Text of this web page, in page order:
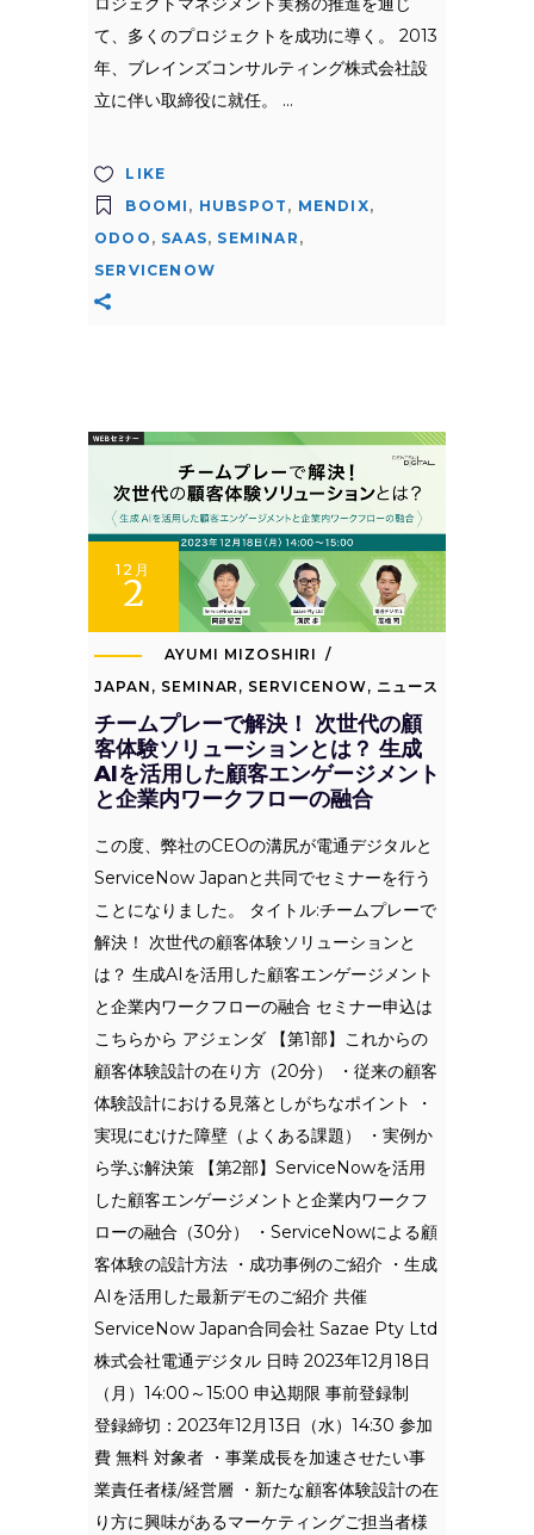
て、多くのプロジェクトを成功に導く。 2013
年、ブレインズコンサルティング株式会社設
立に伴い取締役に就任。
LIKE
BOOMI , HUBSPOT , MENDIX,
ODOO , SAAS, SEMINAR ,
SERVICENOW
12月
2
AYUMI MIZOSHIRI
JAPAN , SEMINAR , SERVICENOW, ニュース
チームプレーで解決！ 次世代の顧
客体験ソリューションとは？ 生成
AIを活用した顧客エンゲージメント
と企業内ワークフローの融合
この度、弊社のCEOの溝尻が電通デジタルと
ServiceNow Japanと共同でセミナーを行う
ことになりました。 タイトル:チームプレーで
解決！ 次世代の顧客体験ソリューションと
は？ 生成AIを活用した顧客エンゲージメント
と企業内ワークフローの融合 セミナー申込は
こちらから アジェンダ 【第1部】これからの
顧客体験設計の在り方（20分） ・従来の顧客
体験設計における見落としがちなポイント ・
実現にむけた障壁（よくある課題） ・実例か
ら学ぶ解決策 【第2部】ServiceNowを活用
した顧客エンゲージメントと企業内ワークフ
ローの融合（30分） ・ServiceNowによる顧
客体験の設計方法 ・成功事例のご紹介 ・生成
AIを活用した最新デモのご紹介 共催
ServiceNow Japan合同会社 Sazae Pty Ltd
株式会社電通デジタル 日時 2023年12月18日
（月）14:00～15:00 申込期限 事前登録制
登録締切：2023年12月13日（水）14:30 参加
費 無料 対象者 ・事業成長を加速させたい事
業責任者様/経営層 ・新たな顧客体験設計の在
り方に興味があるマーケティングご担当者様